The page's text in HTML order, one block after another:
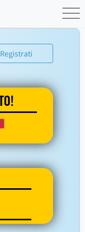
Registrati